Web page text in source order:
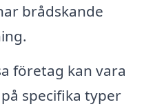
brådskande
företag kan vara
specifika typer